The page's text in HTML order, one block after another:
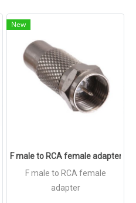
New
F male to RCA female adapter
F male to RCA female
adapter